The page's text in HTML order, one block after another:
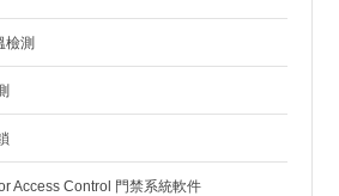
檢測
Access Control 門禁系統軟件